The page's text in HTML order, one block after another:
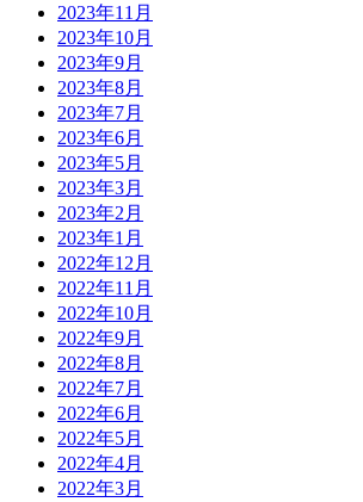
2023年11月
2023年10月
2023年9月
2023年8月
2023年7月
2023年6月
2023年5月
2023年3月
2023年2月
2023年1月
2022年12月
2022年11月
2022年10月
2022年9月
2022年8月
2022年7月
2022年6月
2022年5月
2022年4月
2022年3月